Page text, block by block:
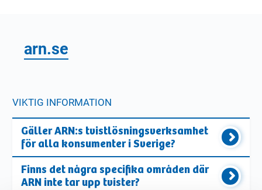
arn.se
VIKTIG INFORMATION
Gäller ARN:s tvistlösningsverksamhet
för alla konsumenter i Sverige?
Finns det några specifika områden där
ARN inte tar upp tvister?